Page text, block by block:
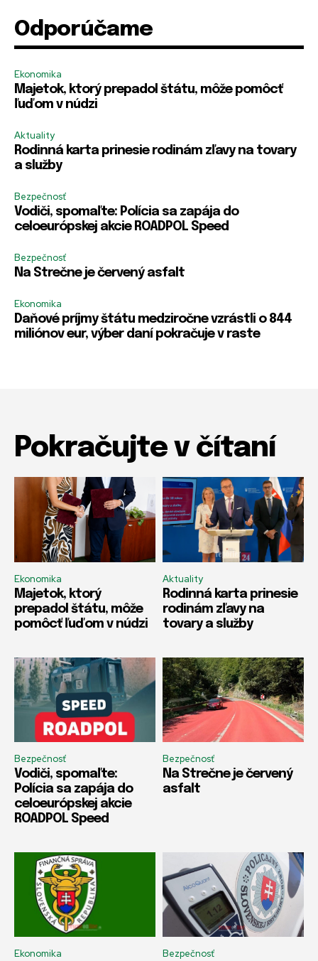
R
e
e
m
b
e
m
e
Zapamätať si ma
e
m
e
b
e
r
m
a
i
R
e
e
m
b
e
m
e
Zapamätať si ma
Odporúčame
Ekonomika
Majetok, ktorý prepadol štátu, môže pomôcť
ľuďom v núdzi
Aktuality
Rodinná karta prinesie rodinám zľavy na tovary
a služby
Bezpečnosť
Vodiči, spomaľte: Polícia sa zapája do
celoeurópskej akcie ROADPOL Speed
Bezpečnosť
Na Strečne je červený asfalt
Ekonomika
Daňové príjmy štátu medziročne vzrástli o 844
miliónov eur, výber daní pokračuje v raste
Pokračujte v čítaní
Ekonomika
Majetok, ktorý
prepadol štátu, môže
pomôcť ľuďom v núdzi
Aktuality
Rodinná karta prinesie
rodinám zľavy na
tovary a služby
Bezpečnosť
Vodiči, spomaľte:
Polícia sa zapája do
celoeurópskej akcie
ROADPOL Speed
Bezpečnosť
Na Strečne je červený
asfalt
Ekonomika Bezpečnosť